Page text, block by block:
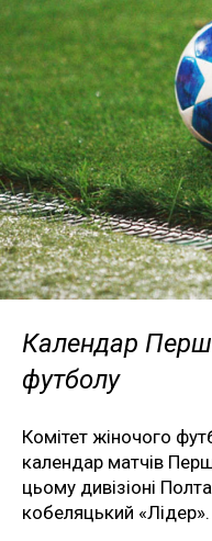
Календар
футболу
Комітет жіночого
календар матчів
цьому дивізіоні
кобеляцький «Лідер».